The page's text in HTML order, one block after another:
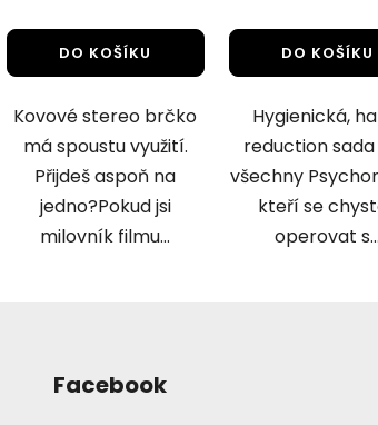
DO KOŠÍKU
Kovové stereo brčko
má spoustu využití.
Přijdeš aspoň na
jedno?Pokud jsi
milovník filmu...
DO KOŠÍKU
Hygienická,
reduction
všechny
kteří se
operovat s...
Facebook